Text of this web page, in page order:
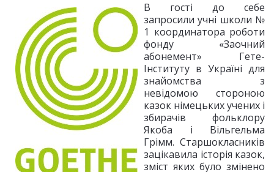
В гості до себе
запросили учні школи №
1 координатора роботи
фонду «Заочний
абонемент» Гете-
Інституту в Україні для
знайомства з
невідомою стороною
казок німецьких учених і
збирачів фольклору
Якоба і Вільгельма
Грімм. Старшокласників
зацікавила історія казок,
зміст яких було змінено